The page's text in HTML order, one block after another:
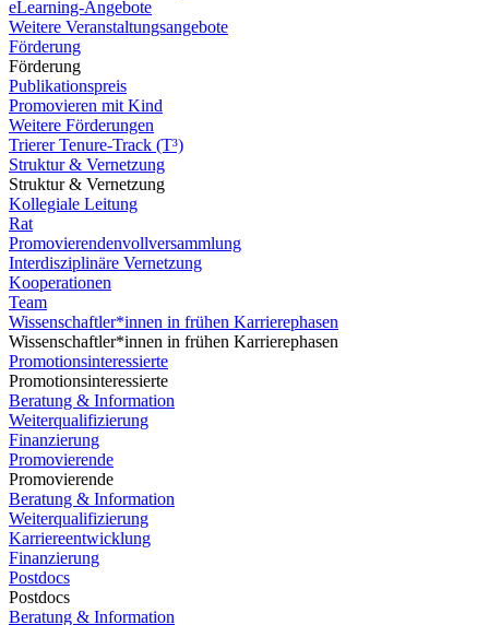
eLearning-Angebote
Weitere Veranstaltungsangebote
Förderung
Förderung
Publikationspreis
Promovieren mit Kind
Weitere Förderungen
Trierer Tenure-Track (T³)
Struktur & Vernetzung
Struktur & Vernetzung
Kollegiale Leitung
Rat
Promovierendenvollversammlung
Interdisziplinäre Vernetzung
Kooperationen
Team
Wissenschaftler*innen in frühen Karrierephasen
Wissenschaftler*innen in frühen Karrierephasen
Promotionsinteressierte
Promotionsinteressierte
Beratung & Information
Weiterqualifizierung
Finanzierung
Promovierende
Promovierende
Beratung & Information
Weiterqualifizierung
Karriereentwicklung
Finanzierung
Postdocs
Postdocs
Beratung & Information